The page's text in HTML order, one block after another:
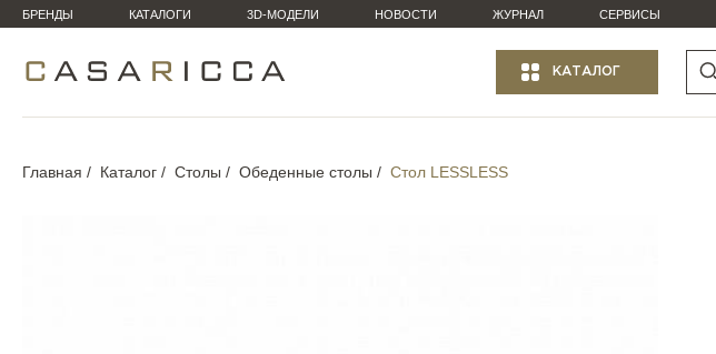
БРЕНДЫ КАТАЛОГИ 3D-МОДЕЛИ НОВОСТИ ЖУРНАЛ СЕРВИСЫ
КАТАЛОГ
Главная Каталог Столы Обеденные столы Стол LESSLESS